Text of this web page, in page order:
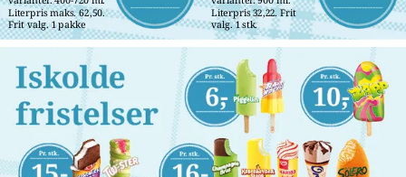
Literpris maks. 62,50.
Frit valg. 1 pakke
Literpris 32,22. Frit
valg. 1 stk.